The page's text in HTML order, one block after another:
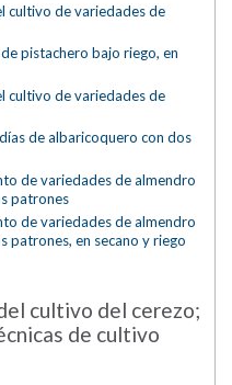
cultivo de variedades de
pistachero bajo riego, en
cultivo de variedades de
de albaricoquero con dos
de variedades de almendro
patrones
de variedades de almendro
patrones, en secano y riego
cultivo del cerezo;
de cultivo